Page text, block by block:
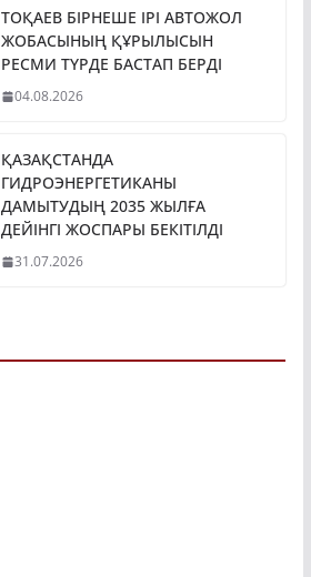
ТОҚАЕВ БІРНЕШЕ ІРІ АВТОЖОЛ
ЖОБАСЫНЫҢ ҚҰРЫЛЫСЫН
РЕСМИ ТҮРДЕ БАСТАП БЕРДІ
04.08.2026
ҚАЗАҚСТАНДА
ГИДРОЭНЕРГЕТИКАНЫ
ДАМЫТУДЫҢ 2035 ЖЫЛҒА
ДЕЙІНГІ ЖОСПАРЫ БЕКІТІЛДІ
31.07.2026